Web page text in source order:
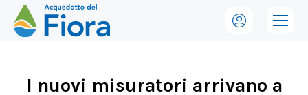
I nuovi misuratori arrivano a